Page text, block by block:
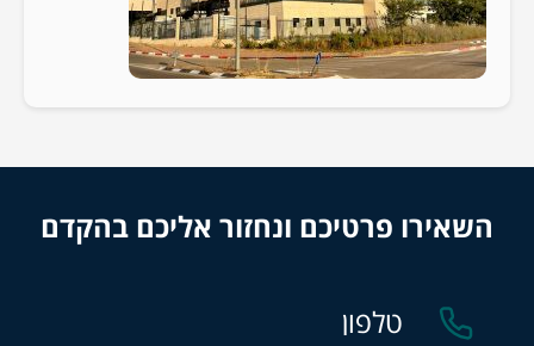
השאירו פרטיכם ונחזור אליכם בהקדם